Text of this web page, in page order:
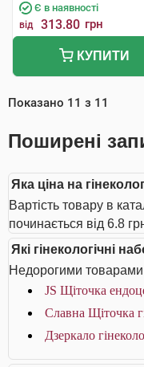
Є в наявності
від 313.80 грн
КУПИТИ
Показано 11 з 11
Поширені
Яка ціна на
Вартість товару в
починається від 6.8
Які гінекологічні
Недорогими товарами
JS Щіточка
Славна Щіточка
Дзеркало